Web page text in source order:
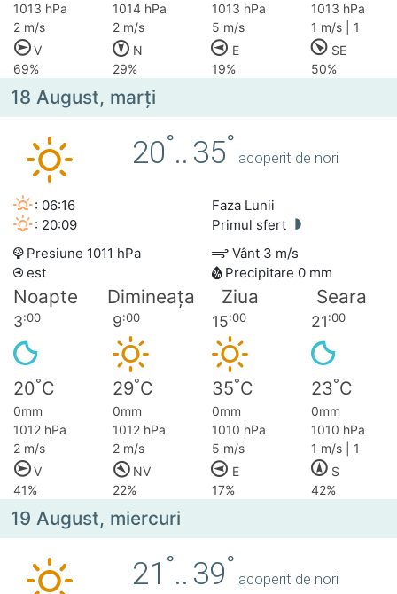
1013 hPa
1014 hPa 1013 hPa
1013 hPa
2 m/s
2 m/s 5 m/s
1 m/s | 1
V
N E
SE
69%
29% 19% 50%
18 August, marţi
20°.. 35°
acoperit de nori
: 06:16
: 20:09
Faza Lunii
Primul sfert
Presiune 1011 hPa
Vânt 3 m/s
est
Precipitare 0 mm
Noapte Dimineața Ziua Seara
3:00 9:00 15:00 21:00
20°C 29°C 35°C 23°C
0mm 0mm 0mm
0mm
1012 hPa
1012 hPa 1010 hPa
1010 hPa
2 m/s
2 m/s 5 m/s
1 m/s | 1
V
NV E
S
41%
22% 17% 42%
19 August, miercuri
21 °.. 39°
acoperit de nori